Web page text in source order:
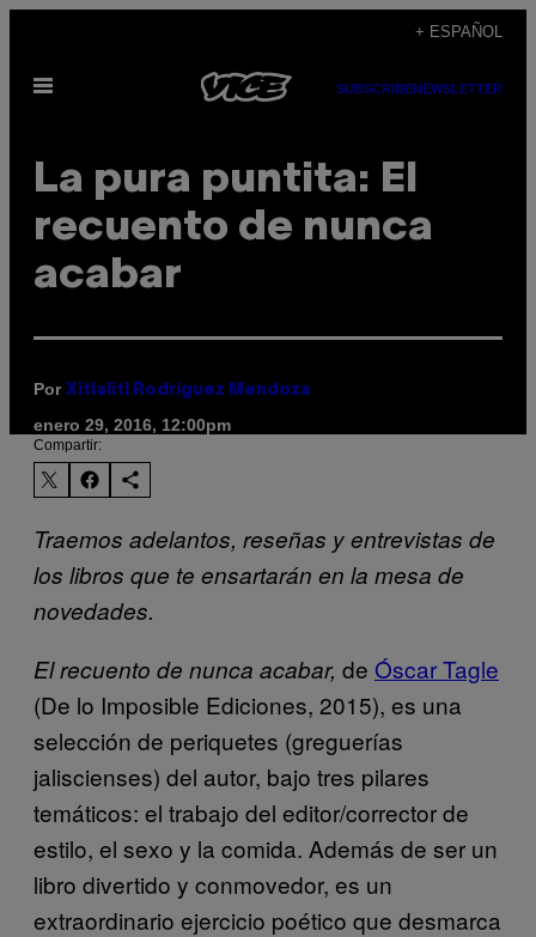
contenido
+ ESPAÑOL
Abrir
SUBSCRIBENEWSLETTER
La pura puntita: El
recuento de nunca
acabar
Por Xitlalitl Rodríguez Mendoza
enero 29, 2016, 12:00pm
Compartir:
Traemos adelantos, reseñas y entrevistas de
los libros que te ensartarán en la mesa de
novedades.
El recuento de nunca acabar, de Óscar Tagle
(De lo Imposible Ediciones, 2015), es una
selección de periquetes (greguerías
jaliscienses) del autor, bajo tres pilares
temáticos: el trabajo del editor/corrector de
estilo, el sexo y la comida. Además de ser un
libro divertido y conmovedor, es un
extraordinario ejercicio poético que desmarca